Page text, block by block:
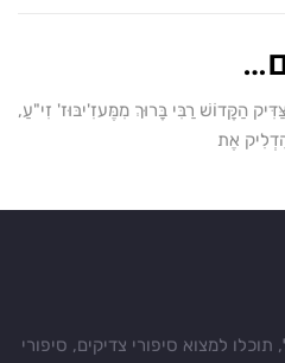
הַקָּדוֹשׁ רַבִּי בָּרוּךְ מִמֶּעזִ'יבּוּז' זִי"עַ,
אֶת
, תוכלו למצוא סיפורי צדיקים, סיפורי